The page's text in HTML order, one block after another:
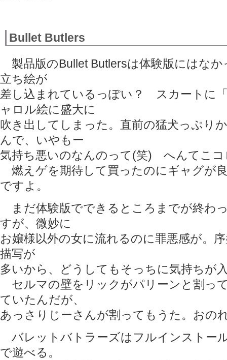
Bullet Butlers
製品版のBullet Butlersは体験版にはな
立ち絵が
差し込まれているっぽい？ スカートに
ャロル絵に盛大に
吹き出してしまった。直前の猛犬っぷり
んで、いやもー
気持ち悪いのなんのって(笑) へんてこコ
燃えゲを期待して買ったのにギャグが
ですよ。
まだ体験版でできるところまでが終わ
すが、微妙に
お嬢様以外の女に流れるのに罪悪感が。
描写が
多いから、どうしてもそっちに気持ちが
セルマの壁をリックがパリーンと割っ
ていたんだが、
あっさりじーさんが割ってもうた。おの
バレットバトラーズはフルインストー
で遊べる。